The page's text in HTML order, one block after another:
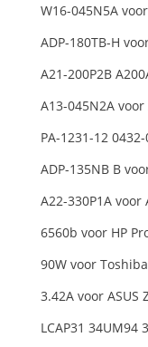
W16-045N5A
ADP-180TB-H
PA-1231-12
90W voor